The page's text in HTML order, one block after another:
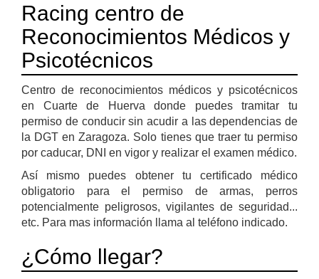
Racing centro de
Reconocimientos Médicos y
Psicotécnicos
Centro de reconocimientos médicos y psicotécnicos
en Cuarte de Huerva donde puedes tramitar tu
permiso de conducir sin acudir a las dependencias de
la DGT en Zaragoza. Solo tienes que traer tu permiso
por caducar, DNI en vigor y realizar el examen médico.
Así mismo puedes obtener tu certificado médico
obligatorio para el permiso de armas, perros
potencialmente peligrosos, vigilantes de seguridad...
etc. Para mas información llama al teléfono indicado.
¿Cómo llegar?